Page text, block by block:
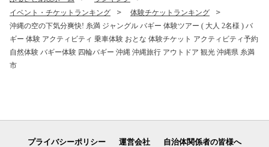
イベント・チケットランキング
体験チケットランキング
沖縄の空の下気分爽快! 糸満 ジャングル バギー 体験ツアー ( 大人 2名様 ) バ
ギー 体験 アクティビティ 乗車体験 おとな 体験チケット アクティビティ予約
自然体験 バギー体験 四輪バギー 沖縄 沖縄旅行 アウトドア 観光 沖縄県 糸満
市
プライバシーポリシー 運営会社 自治体関係者の皆様へ